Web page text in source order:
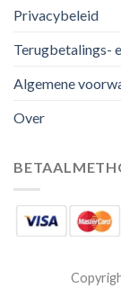
Privacybeleid
Terugbetalings-
Algemene
Over